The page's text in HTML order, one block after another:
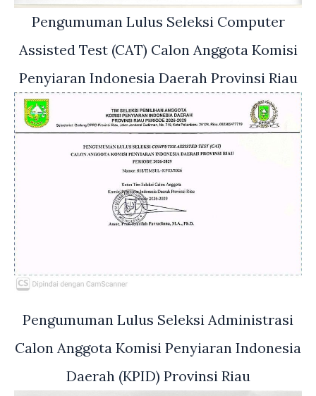
Pengumuman Lulus Seleksi Computer
Assisted Test (CAT) Calon Anggota Komisi
Penyiaran Indonesia Daerah Provinsi Riau
Pengumuman Lulus Seleksi Administrasi
Calon Anggota Komisi Penyiaran Indonesia
Daerah (KPID) Provinsi Riau